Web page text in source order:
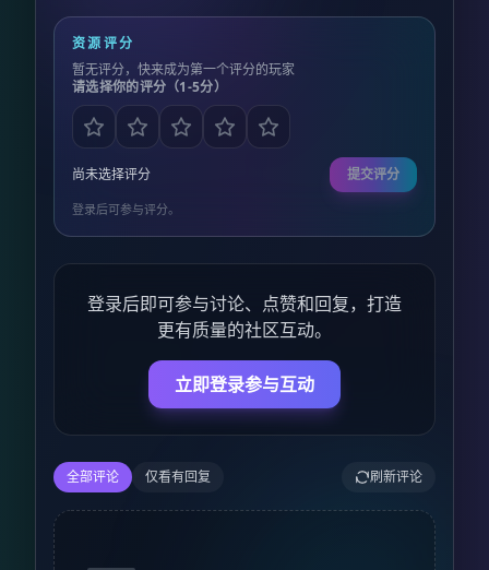
资源评分
暂无评分，快来成为第一个评分的玩家
请选择你的评分（1-5分）
尚未选择评分 提交评分
登录后可参与评分。
登录后即可参与讨论、点赞和回复，打造
更有质量的社区互动。
立即登录参与互动
全部评论 仅看有回复 刷新评论